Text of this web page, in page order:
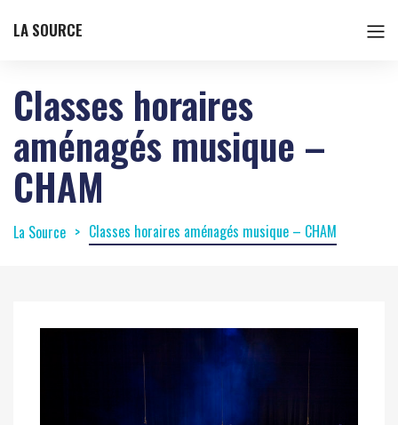
LA SOURCE
Classes horaires
aménagés musique –
CHAM
La Source Classes horaires aménagés musique – CHAM